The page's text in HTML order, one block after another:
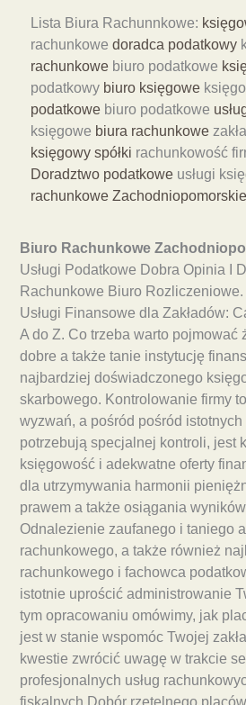
Lista Biura Rachunnkowe:
rachunkowe doradca podatkowy
rachunkowe biuro podatkowe
podatkowy biuro księgowe
podatkowe biuro podatkowe
księgowe biura rachunkowe
księgowy spółki rachunkowość
Doradztwo podatkowe usługi
rachunkowe Zachodniopomorskie
Biuro Rachunkowe
Usługi Podatkowe Dobra Opinia I
Rachunkowe Biuro Rozliczeniowe.
Usługi Finansowe dla Zakładów:
A do Z. Co trzeba warto pojmować
dobre a także tanie instytucję
najbardziej doświadczonego
skarbowego. Kontrolowanie firmy
wyzwań, a pośród pośród
potrzebują specjalnej kontroli, jest
księgowość i adekwatne oferty
dla utrzymywania harmonii
prawem a także osiągania
Odnalezienie zaufanego i taniego
rachunkowego, a także również
rachunkowego i fachowca
istotnie uprościć administrowanie
tym opracowaniu omówimy, jak
jest w stanie wspomóc Twojej
kwestie zwrócić uwagę w trakcie
profesjonalnych usług